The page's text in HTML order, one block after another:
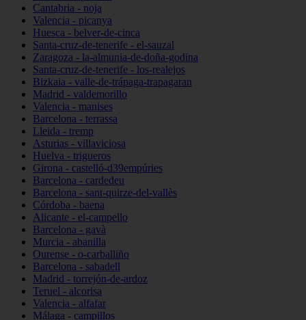
Cantabria - noja
Valencia - picanya
Huesca - belver-de-cinca
Santa-cruz-de-tenerife - el-sauzal
Zaragoza - la-almunia-de-doña-godina
Santa-cruz-de-tenerife - los-realejos
Bizkaia - valle-de-trápaga-trapagaran
Madrid - valdemorillo
Valencia - manises
Barcelona - terrassa
Lleida - tremp
Asturias - villaviciosa
Huelva - trigueros
Girona - castelló-d39empúries
Barcelona - cardedeu
Barcelona - sant-quirze-del-vallès
Córdoba - baena
Alicante - el-campello
Barcelona - gavà
Murcia - abanilla
Ourense - o-carballiño
Barcelona - sabadell
Madrid - torrejón-de-ardoz
Teruel - alcorisa
Valencia - alfafar
Málaga - campillos